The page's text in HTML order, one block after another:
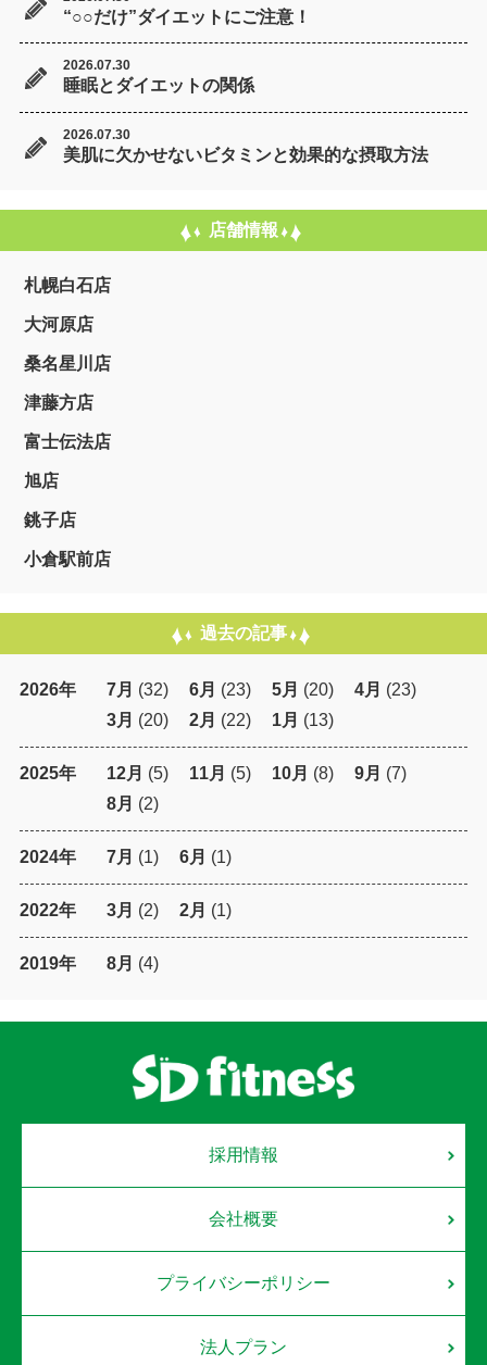
“○○だけ”ダイエットにご注意！
2026.07.30
睡眠とダイエットの関係
2026.07.30
美肌に欠かせないビタミンと効果的な摂取方法
店舗情報
札幌白石店
大河原店
桑名星川店
津藤方店
富士伝法店
旭店
銚子店
小倉駅前店
過去の記事
2026年 7月 (32) 6月 (23) 5月 (20) 4月 (23)
3月 (20) 2月 (22) 1月 (13)
2025年 12月 (5) 11月 (5) 10月 (8) 9月 (7)
8月 (2)
2024年 7月 (1) 6月 (1)
2022年 3月 (2) 2月 (1)
2019年 8月 (4)
採用情報
会社概要
プライバシーポリシー
法人プラン